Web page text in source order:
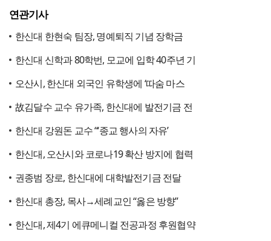
연관기사
한신대 한현숙 팀장, 명예퇴직 기념 장학금
한신대 신학과 80학번, 모교에 입학 40주년 기
오산시, 한신대 외국인 유학생에 ‘따숨 마스
故김달수 교수 유가족, 한신대에 발전기금 전
한신대 강원돈 교수 “‘종교 행사의 자유’
한신대, 오산시와 코로나19 확산 방지에 협력
권종범 장로, 한신대에 대학발전기금 전달
한신대 총장, 목사→세례교인 “옳은 방향”
한신대, 제4기 에큐메니컬 전공과정 후원협약